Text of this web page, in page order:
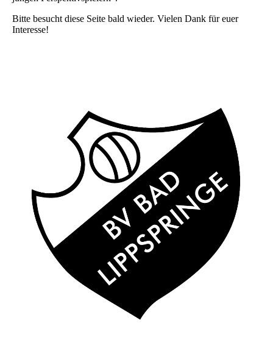
Bitte besucht diese Seite bald wieder. Vielen Dank für euer
Interesse!